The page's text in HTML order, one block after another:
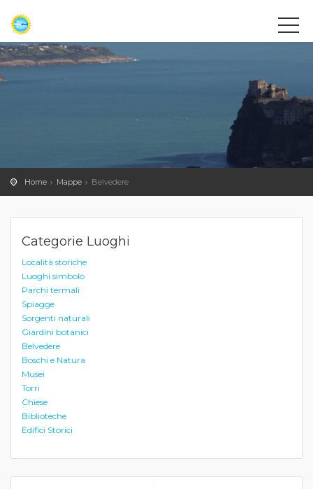
Home Mappe Belvedere
Categorie Luoghi
Località storiche
Luoghi simbolo
Parchi termali
Spiagge
Sorgenti naturali
Giardini botanici
Belvedere
Boschi e Natura
Musei
Torri
Chiese
Biblioteche
Edifici Storici